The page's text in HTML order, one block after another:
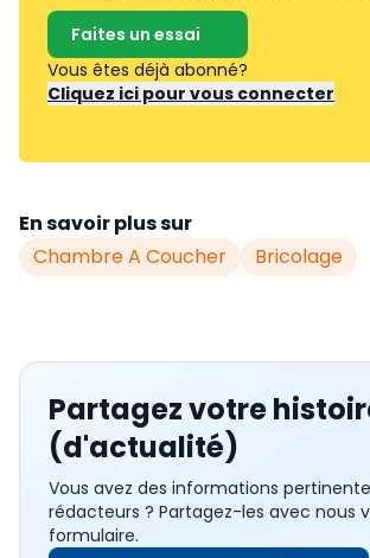
Faites un essai
Vous êtes déjà abonné?
Cliquez ici pour vous connecter
En savoir plus sur
Chambre A Coucher
Bricolage
Partagez votre
(d'actualité)
Vous avez des informations
rédacteurs ? Partagez-les avec nous
formulaire.